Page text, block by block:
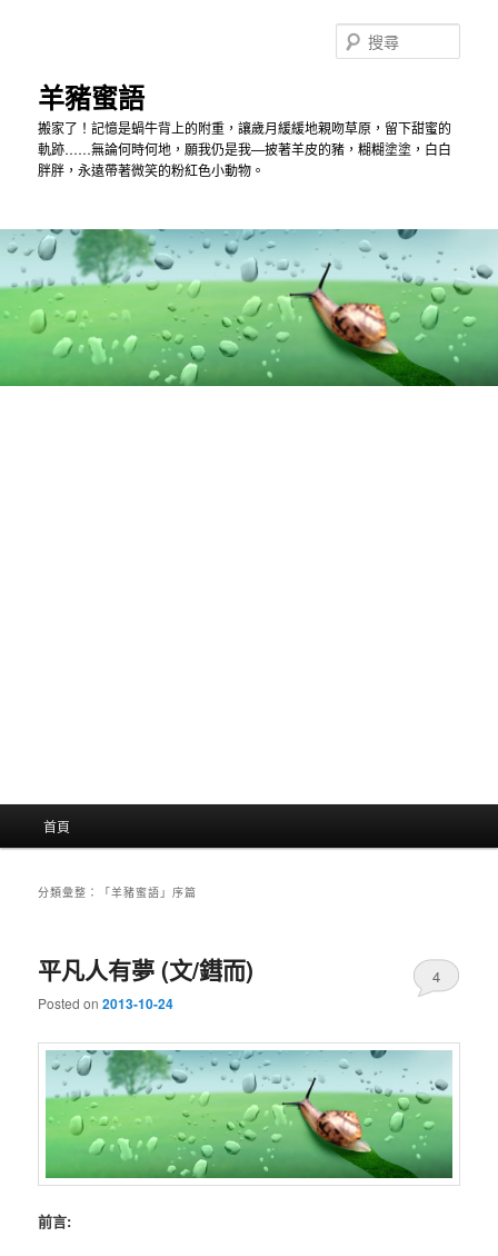
羊豬蜜語
搬家了！記憶是蝸牛背上的附重，讓歲月緩緩地親吻草原，留下甜蜜的
軌跡……無論何時何地，願我仍是我—披著羊皮的豬，糊糊塗塗，白白
胖胖，永遠帶著微笑的粉紅色小動物。
尋
首頁
分類彙整： 「羊豬蜜語」序篇
平凡人有夢 (文/鏏而)
Posted on2013-10-24
4
前言: